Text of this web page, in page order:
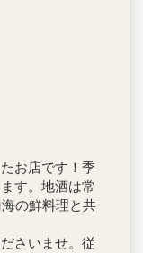
お店です！季
す。地酒は常
の鮮料理と共
さいませ。従